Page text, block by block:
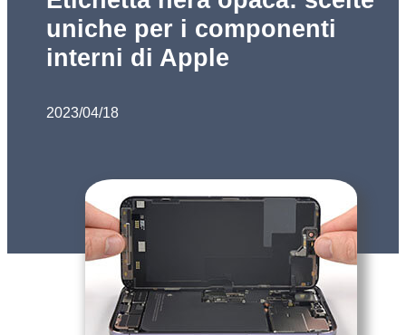
uniche per i componenti
interni di Apple
2023/04/18